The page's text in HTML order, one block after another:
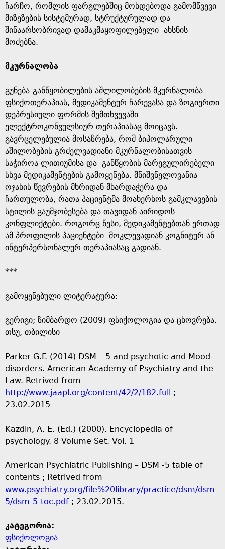
ჩარჩო, რომლის ფარგლებშიც მოხდებოდა გამომწვევი
მიზეზების სისტემურად, სტრუქტურულად და
შინაარსობრივად დამაკმაყოფილებელი ახსნის
მოძებნა.
მკურნალობა
გუნება-განწყობილების აშლილობების მკურნალობა
ფსიქოთერაპიას, მედიკამენტურ ჩარევასა და ზოგიერთი
დეპრესიული ფორმის შემთხვევაში
ელექტროკონვულსიურ თერაპიასაც მოიცავს.
გავრცელებულია მოსაზრება, რომ ბიპოლარული
აშილობების გრძელვადიანი მკურნალობისათვის
საჭიროა ლითიუმისა და განწყობის მარეგულირებელი
სხვა მედიკამენტების გამოყენება. მნიშვნელოვანია
ოჯახის წევრების მხრიდან მხარდაჭერა და
ჩართულობა, რათა პაციენტმა მოახერხოს გამკლავების
სტილის გაუმჯობესება და თავიდან აირიდოს
კონფლიქტები. როგორც წესი, მედიკამენტებთან ერთად
ამ პროფილის პაციენტები მოკლევადიან კოგნიტურ ან
ინტერპერსონალურ თერაპიასაც გადიან.
***
გამოყენებული ლიტერატურა:
გერიგი; ზიმბარდო (2009) ფსიქოლოგია და ცხოვრება.
თსუ, თბილისი
Parker G.F. (2014) DSM – 5 and psychotic and Mood
disorders. American Academy of Psychiatry and the
Law. Retrived from
http://www.jaapl.org/content/42/2/182.full ;
23.02.2015
Kazdin, A. E. (Ed.) (2000). Encyclopedia of
psychology. 8 Volume Set. Vol. 1
American Psychiatric Publishing – DSM -5 table of
contents ; Retrived from
www.psychiatry.org/file%20library/practice/dsm/dsm-
5/dsm-5-toc.pdf ; 23.02.2015.
კატეგორია:
ფსიქოლოგია